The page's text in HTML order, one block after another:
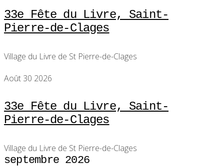
33e Fête du Livre, Saint-
Pierre-de-Clages
Village du Livre de St Pierre-de-Clages
Août 30 2026
33e Fête du Livre, Saint-
Pierre-de-Clages
Village du Livre de St Pierre-de-Clages
septembre 2026